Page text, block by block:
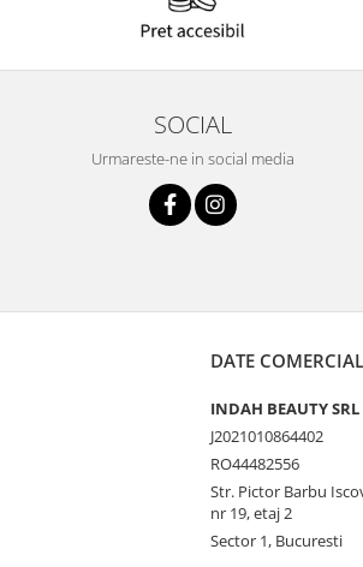
SOCIAL
Urmareste-ne in social media
DATE
INDAH BEAUTY SRL
J2021010864402
RO44482556
Str. Pictor Barbu
nr 19, etaj 2
Sector 1, Bucuresti